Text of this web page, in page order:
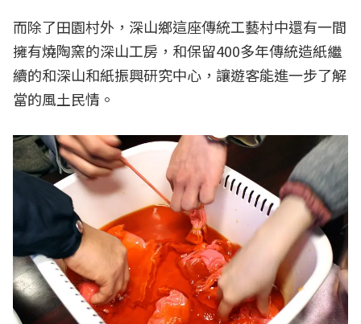
而除了田園村外，深山鄉這座傳統工藝村中還有一間
擁有燒陶窯的深山工房，和保留400多年傳統造紙繼
續的和深山和紙振興研究中心，讓遊客能進一步了解
當的風土民情。